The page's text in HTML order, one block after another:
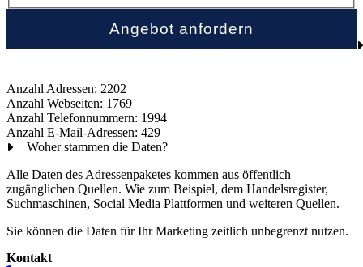
Anzahl Adressen: 2202
Anzahl Webseiten: 1769
Anzahl Telefonnummern: 1994
Anzahl E-Mail-Adressen: 429
Woher stammen die Daten?
Alle Daten des Adressenpaketes kommen aus öffentlich
zugänglichen Quellen. Wie zum Beispiel, dem Handelsregister,
Suchmaschinen, Social Media Plattformen und weiteren Quellen.
Sie können die Daten für Ihr Marketing zeitlich unbegrenzt nutzen.
Kontakt